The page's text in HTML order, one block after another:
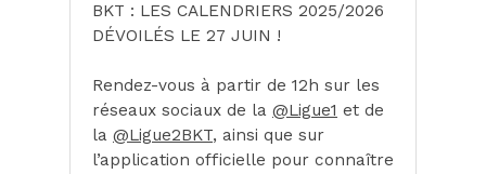
BKT : LES CALENDRIERS 2025/2026
DÉVOILÉS LE 27 JUIN !
Rendez-vous à partir de 12h sur les
réseaux sociaux de la @Ligue1 et de
la @Ligue2BKT, ainsi que sur
l’application officielle pour connaître